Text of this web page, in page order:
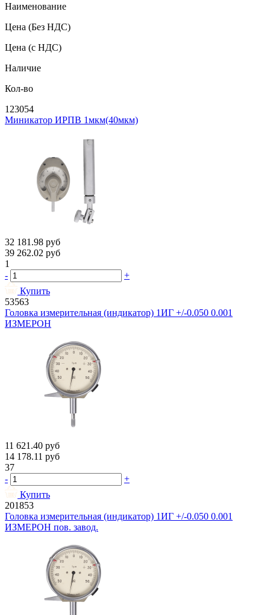
Наименование
Цена (Без НДС)
Цена (с НДС)
Наличие
Кол-во
123054
Миникатор ИРПВ 1мкм(40мкм)
32 181.98 руб
39 262.02 руб
1
-
+
Купить
53563
Головка измерительная (индикатор) 1ИГ +/-0.050 0.001
ИЗМЕРОН
11 621.40 руб
14 178.11 руб
37
-
+
Купить
201853
Головка измерительная (индикатор) 1ИГ +/-0.050 0.001
ИЗМЕРОН пов. завод.